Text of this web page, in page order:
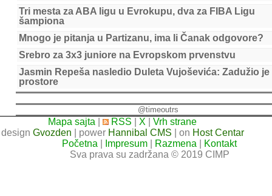
Tri mesta za ABA ligu u Evrokupu, dva za FIBA Ligu
šampiona
Mnogo je pitanja u Partizanu, ima li Čanak odgovore?
Srebro za 3x3 juniore na Evropskom prvenstvu
Jasmin Repeša nasledio Duleta Vujoševića: Zadužio je
prostore
@timeoutrs
Mapa sajta | RSS X |Vrh strane
design Gvozden | power Hannibal CMS | on Host Centar
Početna
Impresum Razmena
Kontakt
Sva prava su zadržana © 2019 CIMP